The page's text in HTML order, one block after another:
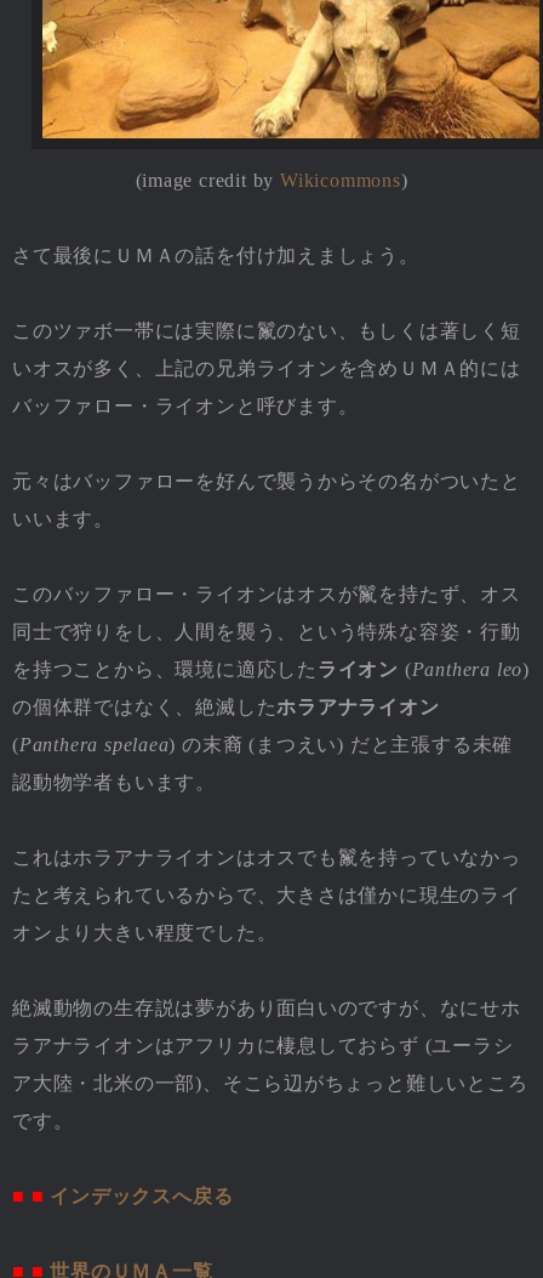
(image credit by Wikicommons)
さて最後にＵＭＡの話を付け加えましょう。
このツァボ一帯には実際に鬣のない、もしくは著しく短
いオスが多く、上記の兄弟ライオンを含めＵＭＡ的には
バッファロー・ライオンと呼びます。
元々はバッファローを好んで襲うからその名がついたと
いいます。
このバッファロー・ライオンはオスが鬣を持たず、オス
同士で狩りをし、人間を襲う、という特殊な容姿・行動
を持つことから、環境に適応した ライオン (Panthera leo)
の個体群ではなく、絶滅したホラアナライオン
(Panthera spelaea) の末裔 (まつえい) だと主張する未確
認動物学者もいます。
これはホラアナライオンはオスでも鬣を持っていなかっ
たと考えられているからで、大きさは僅かに現生のライ
オンより大きい程度でした。
絶滅動物の生存説は夢があり面白いのですが、なにせホ
ラアナライオンはアフリカに棲息しておらず (ユーラシ
ア大陸・北米の一部)、そこら辺がちょっと難しいところ
です。
■ ■ インデックスへ戻る
■ ■ 世界のＵＭＡ一覧